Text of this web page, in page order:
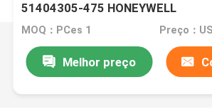
51404305-475 HONEYWELL
MOQ：PCes 1 Preço：
Melhor preço